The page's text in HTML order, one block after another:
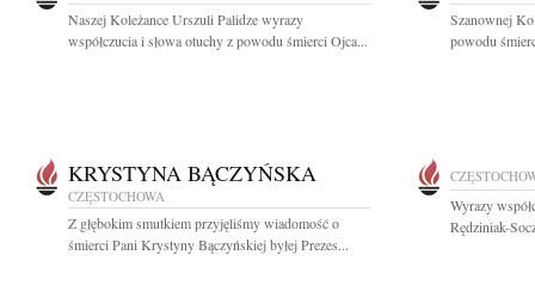
Naszej Koleżance Urszuli Palidze wyrazy
współczucia i słowa otuchy z powodu śmierci Ojca...
Szanownej
powodu
KRYSTYNA BĄCZYŃSKA
CZĘSTOCHOWA
Z głębokim smutkiem przyjęliśmy wiadomość o
śmierci Pani Krystyny Bączyńskiej byłej Prezes...
Wyrazy
Rędziniak-